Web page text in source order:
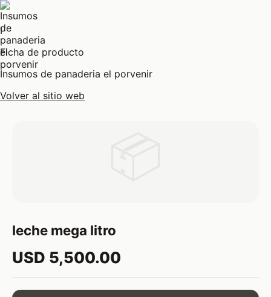
I
Ficha de producto
Insumos de panaderia el porvenir
Volver al sitio web
leche mega litro
USD 5,500.00